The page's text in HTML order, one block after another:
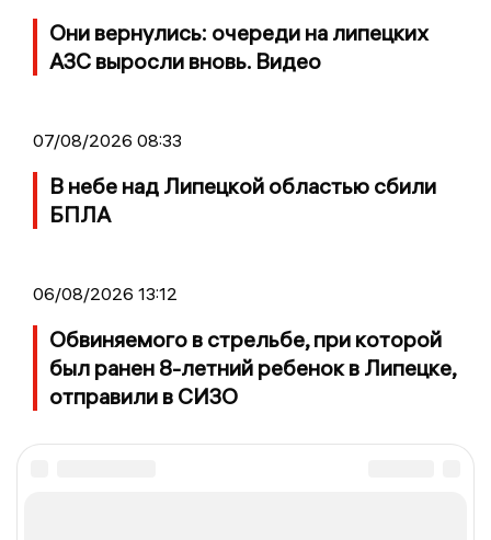
Они вернулись: очереди на липецких
АЗС выросли вновь. Видео
07/08/2026 08:33
В небе над Липецкой областью сбили
БПЛА
06/08/2026 13:12
Обвиняемого в стрельбе, при которой
был ранен 8-летний ребенок в Липецке,
отправили в СИЗО